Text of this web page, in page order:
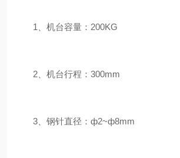
1、机台容量：200KG
2、机台行程：300mm
3、钢针直径：ф2~ф8mm